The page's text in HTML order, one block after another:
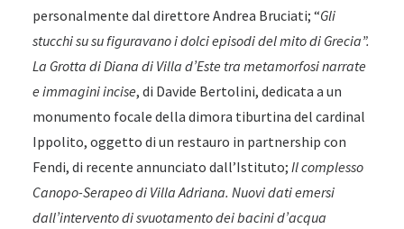
personalmente dal direttore Andrea Bruciati; “Gli
stucchi su su figuravano i dolci episodi delmito di Grecia”.
La Grotta di Diana di Villa d’Este tra metamorfosi narrate
e immagini incise, di Davide Bertolini, dedicata a un
monumento focale della dimora tiburtina del cardinal
Ippolito, oggetto di un restauro in partnership con
Fendi, di recente annunciato dall’Istituto; Il complesso
Canopo-Serapeo di Villa Adriana. Nuovi dati emersi
dall’intervento di svuotamentodei bacini d’acqua